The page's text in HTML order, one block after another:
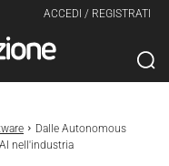
ACCEDI / REGISTRATI
Dalle Autonomous
nell'industria